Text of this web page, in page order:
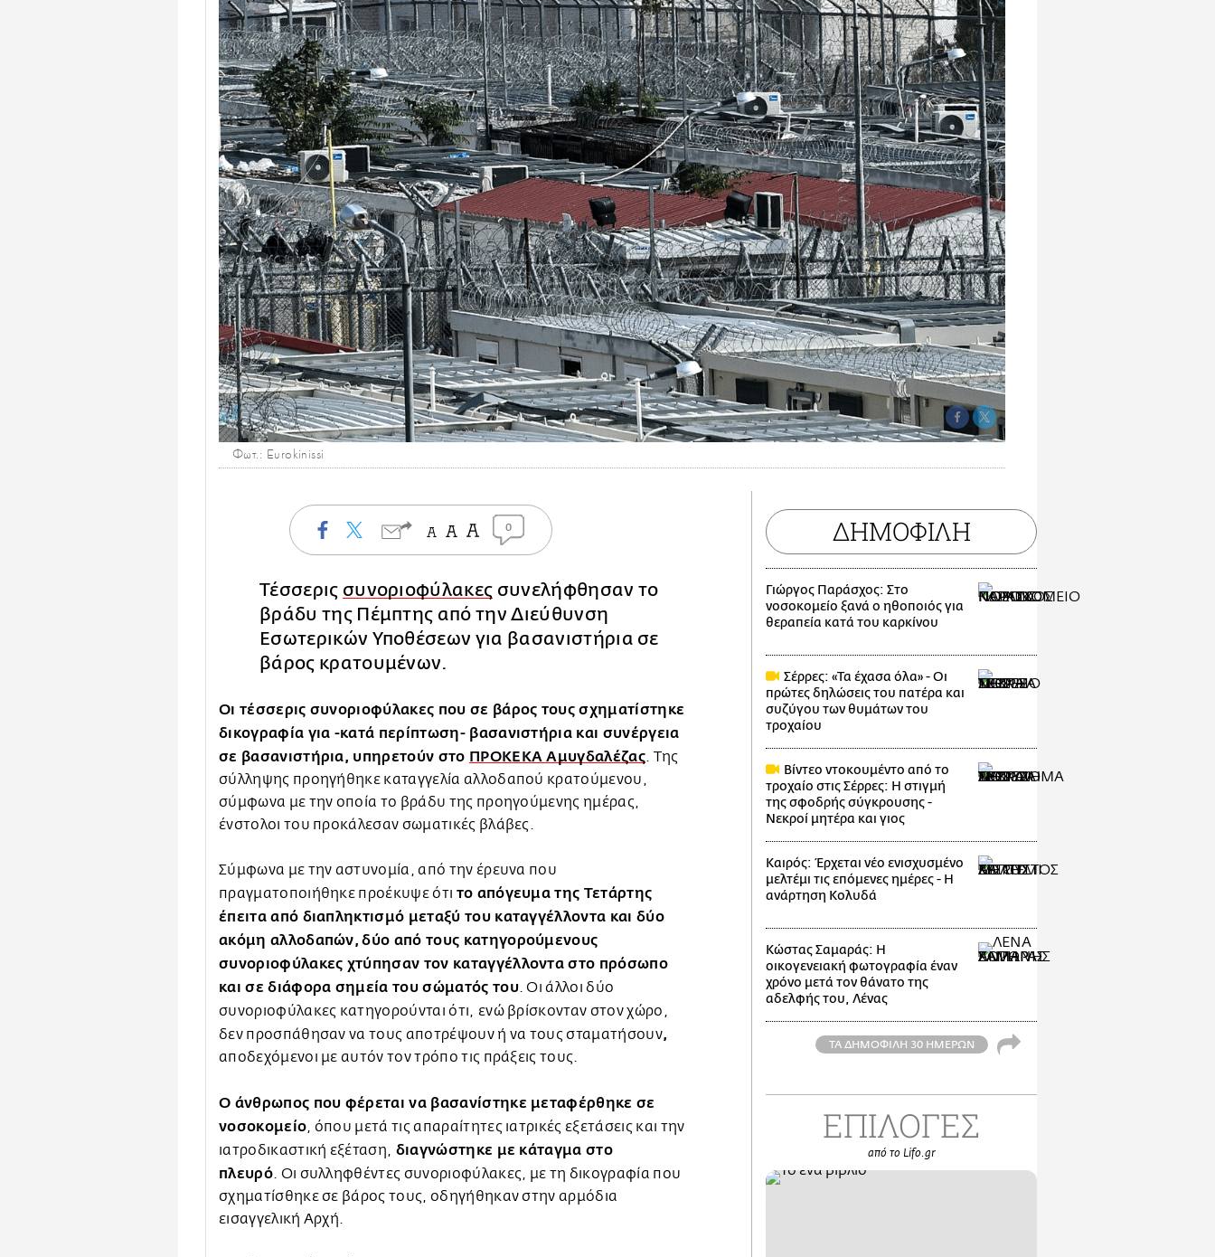
Φωτ.: Eurokinissi
0
Τέσσερις συνοριοφύλακες συνελήφθησαν το
βράδυ της Πέμπτης από την Διεύθυνση
Εσωτερικών Υποθέσεων για βασανιστήρια σε
βάρος κρατουμένων.
Οι τέσσερις συνοριοφύλακες που σε βάρος τους σχηματίστηκε
δικογραφία για -κατά περίπτωση- βασανιστήρια και συνέργεια
σε βασανιστήρια, υπηρετούν στο ΠΡΟΚΕΚΑ Αμυγδαλέζας. Της
σύλληψης προηγήθηκε καταγγελία αλλοδαπού κρατούμενου,
σύμφωνα με την οποία το βράδυ της προηγούμενης ημέρας,
ένστολοι του προκάλεσαν σωματικές βλάβες.
Σύμφωνα με την αστυνομία, από την έρευνα που
πραγματοποιήθηκε προέκυψε ότι το απόγευμα της Τετάρτης
έπειτα από διαπληκτισμό μεταξύ του καταγγέλλοντα και δύο
ακόμη αλλοδαπών, δύο από τους κατηγορούμενους
συνοριοφύλακες χτύπησαν τον καταγγέλλοντα στο πρόσωπο
και σε διάφορα σημεία του σώματός του. Οι άλλοι δύο
συνοριοφύλακες κατηγορούνται ότι, ενώ βρίσκονταν στον χώρο,
δεν προσπάθησαν να τους αποτρέψουν ή να τους σταματήσουν,
αποδεχόμενοι με αυτόν τον τρόπο τις πράξεις τους.
Ο άνθρωπος που φέρεται να βασανίστηκε μεταφέρθηκε σε
νοσοκομείο, όπου μετά τις απαραίτητες ιατρικές εξετάσεις και την
ιατροδικαστική εξέταση, διαγνώστηκε με κάταγμα στο
πλευρό. Οι συλληφθέντες συνοριοφύλακες, με τη δικογραφία που
σχηματίσθηκε σε βάρος τους, οδηγήθηκαν στην αρμόδια
εισαγγελική Αρχή.
ΔΗΜΟΦΙΛΗ
Γιώργος Παράσχος: Στο
νοσοκομείο ξανά ο ηθοποιός για
θεραπεία κατά του καρκίνου
Σέρρες: «Τα έχασα όλα» - Οι
πρώτες δηλώσεις του πατέρα και
συζύγου των θυμάτων του
τροχαίου
Βίντεο ντοκουμέντο από το
τροχαίο στις Σέρρες: Η στιγμή
της σφοδρής σύγκρουσης -
Νεκροί μητέρα και γιος
Καιρός: Έρχεται νέο ενισχυσμένο
μελτέμι τις επόμενες ημέρες - Η
ανάρτηση Κολυδά
Κώστας Σαμαράς: Η
οικογενειακή φωτογραφία έναν
χρόνο μετά τον θάνατο της
αδελφής του, Λένας
ΤΑ ΔΗΜΟΦΙΛΗ 30 ΗΜΕΡΩΝ
ΕΠΙΛΟΓΕΣ
από το Lifo.gr